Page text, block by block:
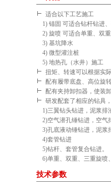
适合以下工艺施工
1) 锚固 可适合钻杆钻进
2) 旋喷 可适合单重、双
3) 基坑降水
4) 微型灌注桩
5) 地热孔（水井）施工
扭矩、转速可以根据实
配有履带底盘、高位旋
配有夹持卸扣器，使装
研发配套了相应的钻具
1)三翼钻头钻进，泥浆排
2)空气潜孔锤钻进，空气
3)孔底液动锤钻进，泥浆
4)套管钻进
5)钻杆、套管复合钻进。
6)单重、双重、三重旋喷
技术参数